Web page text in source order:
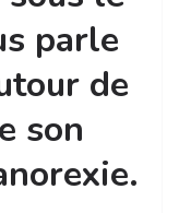
parle
de
son